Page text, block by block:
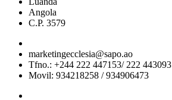
Angola
C.P. 3579
marketingecclesia@sapo.ao
Tfno.: +244 222 447153/ 222 443093
Movil: 934218258 / 934906473